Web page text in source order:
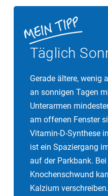
in ihrer Mobilität
häufiger zu einem Mangel
möglichen
D-Mangel und dem
oder Typ-1-Diabetes
Vitamin D auch einen
Psyche und das
einem Vitamin-D-Mangel
Täglich
Gerade ältere, wenig
an sonnigen Tagen
Unterarmen
am offenen Fenster
Vitamin-D-Synthese
ist ein Spaziergang
auf der Parkbank.
Knochenschwund
Kalzium verschreiben.